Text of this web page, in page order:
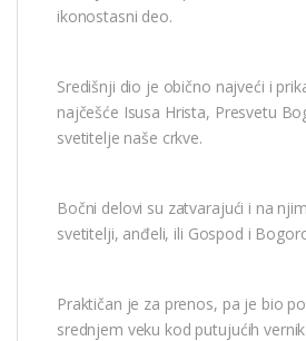
ikonostasni deo.
Središnji dio je obično najveći i
najčešće Isusa Hrista, Presvetu
svetitelje naše crkve.
Bočni delovi su zatvarajući i na
svetitelji, anđeli, ili Gospod i
Praktičan je za prenos, pa je bio
srednjem veku kod putujućih